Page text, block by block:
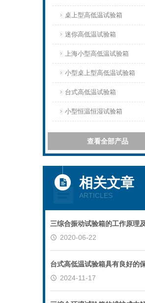
桌上型高低温试验箱
迷你高低温试验箱
上海小型高低温试验箱
小型桌上型高低温试验箱
台式高低温试验箱
小型恒温恒湿试验箱
查看全部产品
相关文章
ARTICLES
2020-06-22
2024-11-17